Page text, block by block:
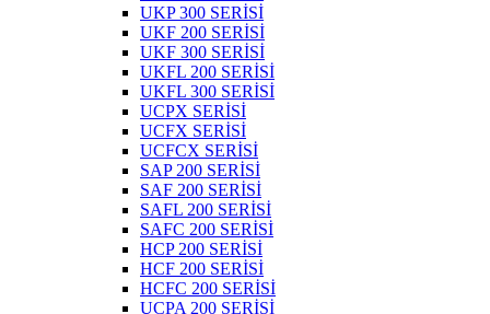
UKP 300 SERİSİ
UKF 200 SERİSİ
UKF 300 SERİSİ
UKFL 200 SERİSİ
UKFL 300 SERİSİ
UCPX SERİSİ
UCFX SERİSİ
UCFCX SERİSİ
SAP 200 SERİSİ
SAF 200 SERİSİ
SAFL 200 SERİSİ
SAFC 200 SERİSİ
HCP 200 SERİSİ
HCF 200 SERİSİ
HCFC 200 SERİSİ
UCPA 200 SERİSİ